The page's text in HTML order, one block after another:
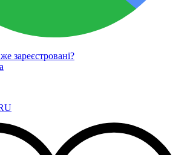
зареєстровані?